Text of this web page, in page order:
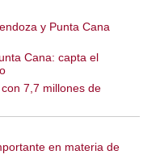
y Punta Cana
Cana: capta el
7,7 millones de
en materia de